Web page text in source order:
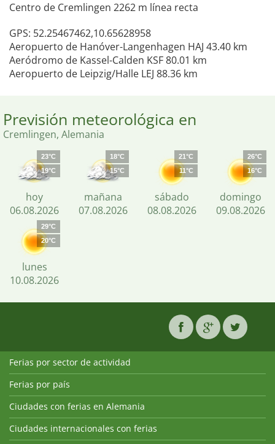
Centro de Cremlingen 2262 m línea recta
GPS: 52.25467462,10.65628958
Aeropuerto de Hanóver-Langenhagen HAJ 43.40 km
Aeródromo de Kassel-Calden KSF 80.01 km
Aeropuerto de Leipzig/Halle LEJ 88.36 km
Previsión meteorológica en
Cremlingen, Alemania
23°C
19°C
hoy
06.08.2026
18°C
15°C
mañana
07.08.2026
21°C
11°C
sábado
08.08.2026
26°C
16°C
domingo
09.08.2026
29°C
20°C
lunes
10.08.2026
Ferias por sector de actividad
Ferias por país
Ciudades con ferias en Alemania
Ciudades internacionales con ferias